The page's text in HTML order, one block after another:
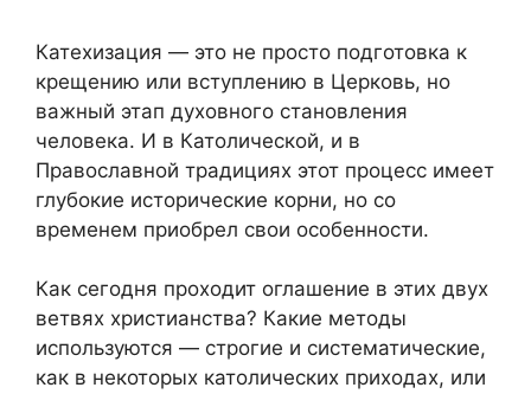
Катехизация — это не просто подготовка к
крещению или вступлению в Церковь, но
важный этап духовного становления
человека. И в Католической, и в
Православной традициях этот процесс имеет
глубокие исторические корни, но со
временем приобрел свои особенности.
Как сегодня проходит оглашение в этих двух
ветвях христианства? Какие методы
используются — строгие и систематические,
как в некоторых католических приходах, или